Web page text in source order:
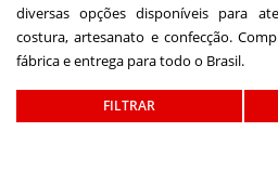
diversas opções disponíveis para
costura, artesanato e confecção.
fábrica e entrega para todo o Brasil.